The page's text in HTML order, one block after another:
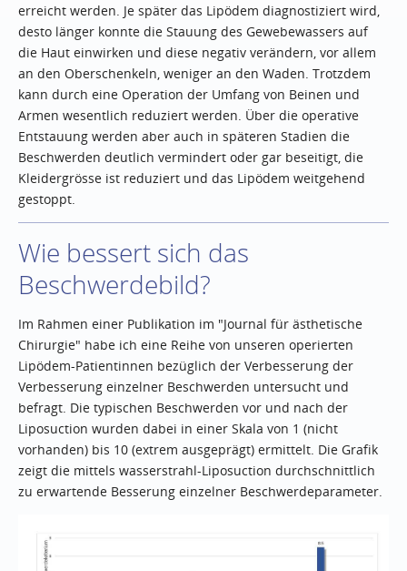
erreicht werden. Je später das Lipödem diagnostiziert wird,
desto länger konnte die Stauung des Gewebewassers auf
die Haut einwirken und diese negativ verändern, vor allem
an den Oberschenkeln, weniger an den Waden. Trotzdem
kann durch eine Operation der Umfang von Beinen und
Armen wesentlich reduziert werden. Über die operative
Entstauung werden aber auch in späteren Stadien die
Beschwerden deutlich vermindert oder gar beseitigt, die
Kleidergrösse ist reduziert und das Lipödem weitgehend
gestoppt.
Wie bessert sich das
Beschwerdebild?
Im Rahmen einer Publikation im "Journal für ästhetische
Chirurgie" habe ich eine Reihe von unseren operierten
Lipödem-Patientinnen bezüglich der Verbesserung der
Verbesserung einzelner Beschwerden untersucht und
befragt. Die typischen Beschwerden vor und nach der
Liposuction wurden dabei in einer Skala von 1 (nicht
vorhanden) bis 10 (extrem ausgeprägt) ermittelt. Die Grafik
zeigt die mittels wasserstrahl-Liposuction durchschnittlich
zu erwartende Besserung einzelner Beschwerdeparameter.